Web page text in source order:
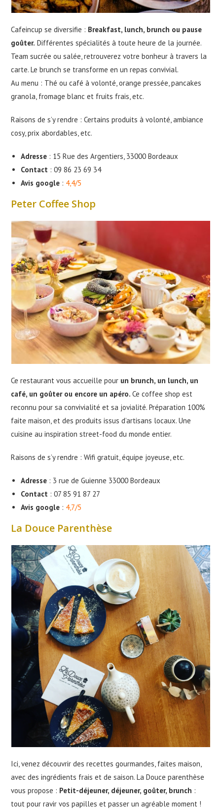
Cafeincup se diversifie : Breakfast, lunch, brunch ou pause
goûter. Différentes spécialités à toute heure de la journée.
Team sucrée ou salée, retrouverez votre bonheur à travers la
carte. Le brunch se transforme en un repas convivial.
Au menu : Thé ou café à volonté, orange pressée, pancakes
granola, fromage blanc et fruits frais, etc.
Raisons de s’y rendre : Certains produits à volonté, ambiance
cosy, prix abordables, etc.
Adresse : 15 Rue des Argentiers, 33000 Bordeaux
Contact : 09 86 23 69 34
Avis google : 4,4/5
Peter Coffee Shop
Ce restaurant vous accueille pour un brunch, un lunch, un
café, un goûter ou encore un apéro.Ce coffee shop est
reconnu pour sa convivialité et sa jovialité. Préparation 100%
faite maison, et des produits issus d’artisans locaux. Une
cuisine au inspiration street-food du monde entier.
Raisons de s’y rendre : Wifi gratuit, équipe joyeuse, etc.
Adresse : 3 rue de Guienne 33000 Bordeaux
Contact : 07 85 91 87 27
Avis google : 4,7/5
La Douce Parenthèse
Ici, venez découvrir des recettes gourmandes, faites maison,
avec des ingrédients frais et de saison. La Douce parenthèse
vous propose : Petit-déjeuner, déjeuner, goûter, brunch :
tout pour ravir vos papilles et passer un agréable moment !